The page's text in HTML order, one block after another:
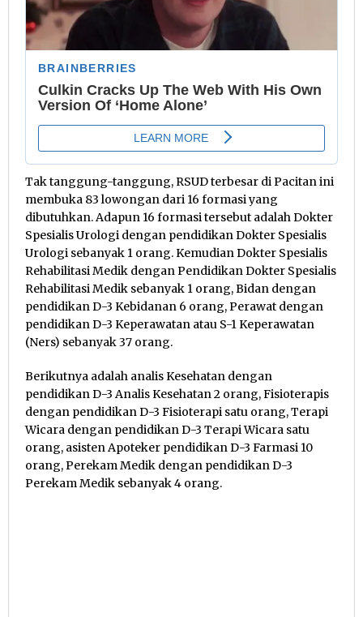
Tak tanggung-tanggung, RSUD terbesar di Pacitan ini
membuka 83 lowongan dari 16 formasi yang
dibutuhkan. Adapun 16 formasi tersebut adalah Dokter
Spesialis Urologi dengan pendidikan Dokter Spesialis
Urologi sebanyak 1 orang. Kemudian Dokter Spesialis
Rehabilitasi Medik dengan Pendidikan Dokter Spesialis
Rehabilitasi Medik sebanyak 1 orang, Bidan dengan
pendidikan D-3 Kebidanan 6 orang, Perawat dengan
pendidikan D-3 Keperawatan atau S-1 Keperawatan
(Ners) sebanyak 37 orang.
Berikutnya adalah analis Kesehatan dengan
pendidikan D-3 Analis Kesehatan 2 orang, Fisioterapis
dengan pendidikan D-3 Fisioterapi satu orang, Terapi
Wicara dengan pendidikan D-3 Terapi Wicara satu
orang, asisten Apoteker pendidikan D-3 Farmasi 10
orang, Perekam Medik dengan pendidikan D-3
Perekam Medik sebanyak 4 orang.